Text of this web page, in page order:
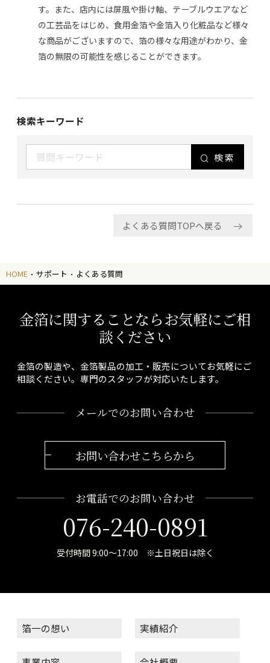
す。また、店内には屏風や掛け軸、テーブルウエアなど
の工芸品をはじめ、食用金箔や金箔入り化粧品など様々
な商品がございますので、箔の様々な用途がわかり、金
箔の無限の可能性を感じることができます。
検索キーワード
検索
よくある質問TOPへ戻る
HOME サポート よくある質問
金箔に関することならお気軽にご相
談ください
金箔の製造や、金箔製品の加工・販売についてお気軽にご
相談ください。専門のスタッフが対応いたします。
メールでのお問い合わせ
お問い合わせこちらから
お電話でのお問い合わせ
076-240-0891
受付時間 9:00～17:00 ※土日祝日は除く
箔一の想い 実績紹介